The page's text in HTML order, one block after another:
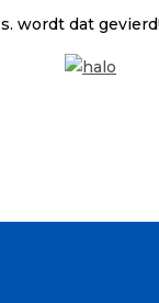
wordt dat